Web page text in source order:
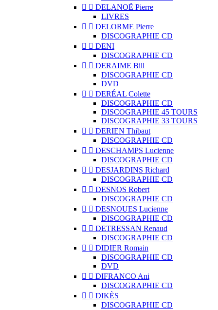
  DELANOË Pierre
LIVRES
  DELORME Pierre
DISCOGRAPHIE CD
  DENI
DISCOGRAPHIE CD
  DERAIME Bill
DISCOGRAPHIE CD
DVD
  DERÉAL Colette
DISCOGRAPHIE CD
DISCOGRAPHIE 45 TOURS
DISCOGRAPHIE 33 TOURS
  DERIEN Thibaut
DISCOGRAPHIE CD
  DESCHAMPS Lucienne
DISCOGRAPHIE CD
  DESJARDINS Richard
DISCOGRAPHIE CD
  DESNOS Robert
DISCOGRAPHIE CD
  DESNOUES Lucienne
DISCOGRAPHIE CD
  DETRESSAN Renaud
DISCOGRAPHIE CD
  DIDIER Romain
DISCOGRAPHIE CD
DVD
  DIFRANCO Ani
DISCOGRAPHIE CD
  DIKÈS
DISCOGRAPHIE CD